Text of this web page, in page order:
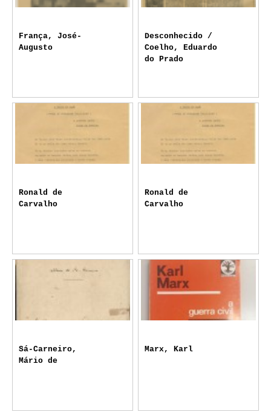
França, José-
Augusto
Desconhecido /
Coelho, Eduardo
do Prado
Ronald de
Carvalho
Ronald de
Carvalho
Sá-Carneiro,
Mário de
Marx, Karl